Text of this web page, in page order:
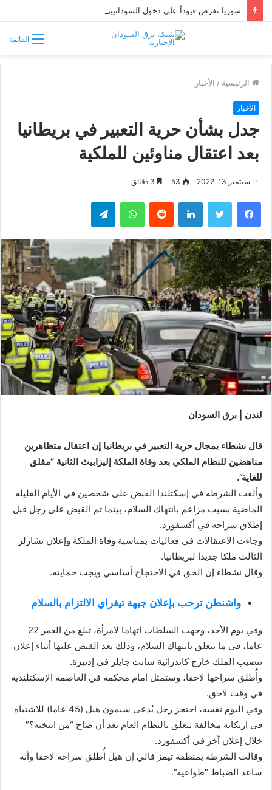
القائمة
الرئيسية / الأخبار
الأخبار
جدل بشأن حرية التعبير في بريطانيا
بعد اعتقال مناوئين للملكية
سبتمبر 13, 2022 53
فيسبوك تويتر لينكدإن واتساب تيلقرام
لندن | برق السودان
قال نشطاء بمجال حرية التعبير في بريطانيا إن اعتقال متظاهرين
مناهضين للنظام الملكي بعد وفاة الملكة إليزابيث الثانية “مقلق
للغاية”.
وألقت الشرطة في إسكتلندا القبض على شخصين في الأيام القليلة
الماضية بسبب مزاعم بانتهاك السلام، بينما تم القبض على رجل قبل
إطلاق سراحه في أكسفورد.
وجاءت الاعتقالات في فعاليات بمناسبة وفاة الملكة وإعلان تشارلز
الثالث ملكا جديدا لبريطانيا.
وقال نشطاء إن الحق في الاحتجاج أساسي ويجب حمايته.
واشنطن ترحب بإعلان جبهة تيغراي الالتزام بالسلام
وفي يوم الأحد، وجهت السلطات اتهاما لامرأة، تبلغ من العمر 22
عاما، في ما يتعلق بانتهاك السلام، وذلك بعد القبض عليها أثناء إعلان
تنصيب الملك خارج كاتدرائية سانت جايلز في إدنبرة.
وأُطلق سراحها لاحقا، وستمثل أمام محكمة في العاصمة الإسكتلندية
في وقت لاحق.
وفي اليوم نفسه، احتجز رجل يُدعى سيمون هيل (45 عاما) للاشتباه
في ارتكابه مخالفة تتعلق بالنظام العام بعد أن صاح “من انتخبه؟”
خلال إعلان آخر في أكسفورد.
وقالت الشرطة بمنطقة تيمز فالي إن هيل أُطلق سراحه لاحقا وأنه
ساعد الضباط “طواعية”.